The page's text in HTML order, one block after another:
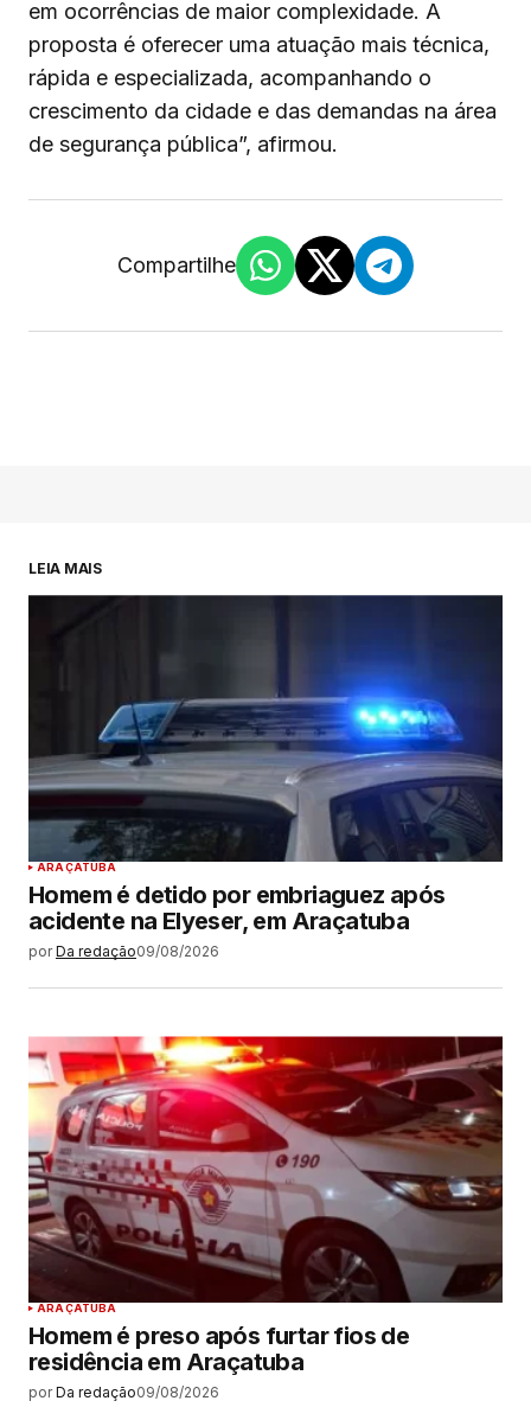
em ocorrências de maior complexidade. A
proposta é oferecer uma atuação mais técnica,
rápida e especializada, acompanhando o
crescimento da cidade e das demandas na área
de segurança pública”, afirmou.
Compartilhe
LEIA MAIS
ARAÇATUBA
Homem é detido por embriaguez após
acidente na Elyeser, em Araçatuba
por Da redação09/08/2026
ARAÇATUBA
Homem é preso após furtar fios de
residência em Araçatuba
por Da redação09/08/2026